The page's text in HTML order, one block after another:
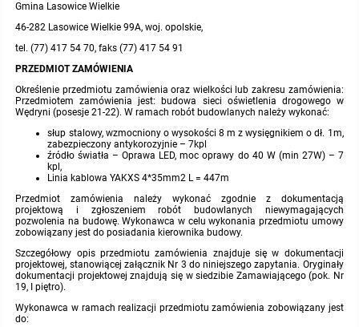
Protokoły z posiedzeń sesji 2017
Protokoły z posiedzeń sesji 2017
Protokoły z posiedzeń sesji 2016
Protokoły z posiedzeń sesji 2015
Protokoły z posiedzeń sesji 2014
Protokoły z posiedzeń sesji 2013
Protokoły z posiedzeń sesji 2012
Protokoły z posiedzeń sesji 2011
Zarządzenia Wójta do 2007
Zarządzenia w 2008 roku
Zarządzenia w 2009
Informacje publiczne archiwalne
Informacje o środowisku
Praca w Urzędzie
Ogłoszenia o naborze
Oświadczenia kandydata
Informacja o wynikach naboru
Ochrona Środowiska
Publicznie dostępny wykaz danych o środowisku
Rejestr działalności regulowanej
Roczne sprawozdania z gospodarki odpadami
Analiza stanu gospodarki odpadami
Okresowa ocena jakości wody
Kontrole
Przetargi
Platforma e-Zamówienia
Ogłoszenia dodatkowe
Odpowiedzi na zapytania
Gminna Ewidencja Zabytków Gminy Lasowice Wielkie
Planowanie i zagospodarowanie przestrzenne
Studium uwarunkowań i kierunków zagospodarowania przestrzennego
Zaproszenia do składania ofert
Gmina Lasowice Wielkie
46-282 Lasowice Wielkie 99A, woj. opolskie,
tel. (77) 417 54 70, faks (77) 417 54 91
PRZEDMIOT ZAMÓWIENIA
Określenie przedmiotu zamówienia oraz wielkości lub zakresu zamówienia:
Przedmiotem zamówienia jest: budowa sieci oświetlenia drogowego w
Wędryni (posesje 21-22). W ramach robót budowlanych należy wykonać:
słup stalowy, wzmocniony o wysokości 8 m z wysięgnikiem o dł. 1m,
zabezpieczony antykorozyjnie – 7kpl
źródło światła – Oprawa LED, moc oprawy do 40 W (min 27W) – 7
kpl,
Linia kablowa YAKXS 4*35mm2 L = 447m
Przedmiot zamówienia należy wykonać zgodnie z dokumentacją
projektową i zgłoszeniem robót budowlanych niewymagających
pozwolenia na budowę. Wykonawca w celu wykonania przedmiotu umowy
zobowiązany jest do posiadania kierownika budowy.
Szczegółowy opis przedmiotu zamówienia znajduje się w dokumentacji
projektowej, stanowiącej załącznik Nr 3 do niniejszego zapytania. Oryginały
dokumentacji projektowej znajdują się w siedzibie Zamawiającego (pok. Nr
19, I piętro).
Wykonawca w ramach realizacji przedmiotu zamówienia zobowiązany jest
do: